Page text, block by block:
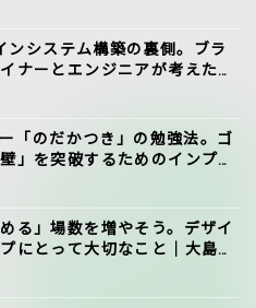
ンシステム構築の裏側。ブラ
ナーとエンジニアが考えたこ
「のだかつき」の勉強法。ゴ
」を突破するためのインプッ
る」場数を増やそう。デザイ
にとって大切なこと｜大島聖